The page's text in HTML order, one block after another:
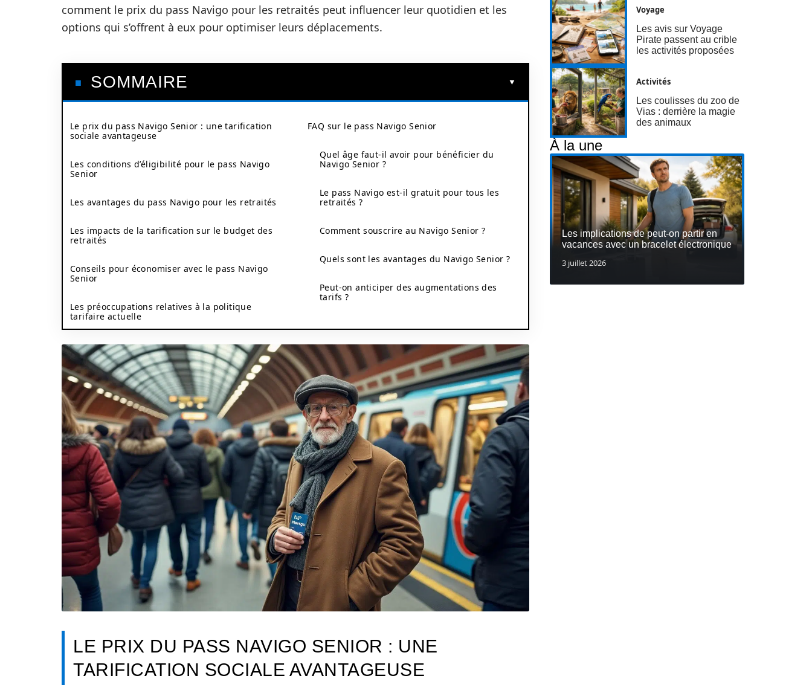
comment le prix du pass Navigo pour les retraités peut influencer leur quotidien et les
options qui s’offrent à eux pour optimiser leurs déplacements.
SOMMAIRE
Le prix du pass Navigo Senior : une tarification
sociale avantageuse
Les conditions d’éligibilité pour le pass Navigo
Senior
Les avantages du pass Navigo pour les retraités
Les impacts de la tarification sur le budget des
retraités
Conseils pour économiser avec le pass Navigo
Senior
Les préoccupations relatives à la politique
tarifaire actuelle
FAQ sur le pass Navigo Senior
Quel âge faut-il avoir pour bénéficier du
Navigo Senior ?
Le pass Navigo est-il gratuit pour tous les
retraités ?
Comment souscrire au Navigo Senior ?
Quels sont les avantages du Navigo Senior ?
Peut-on anticiper des augmentations des
tarifs ?
LE PRIX DU PASS NAVIGO SENIOR : UNE
TARIFICATION SOCIALE AVANTAGEUSE
Voyage
Les avis sur Voyage
Pirate passent au crible
les activités proposées
Activités
Les coulisses du zoo de
Vias : derrière la magie
des animaux
À la une
Les implications de peut-on partir en
vacances avec un bracelet électronique
3 juillet 2026